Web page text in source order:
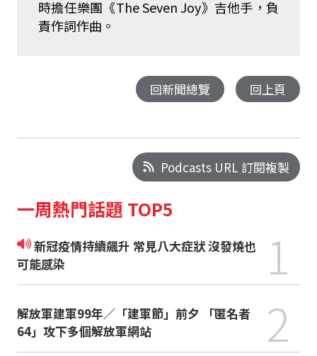
時擔任樂團《The Seven Joy》吉他手，負
責作詞作曲。
回新聞總覽 回上頁
Podcasts URL 訂閱複製
一周熱門話題 TOP5
新冠疫情持續飆升 常見八大症狀 沒發燒也
可能感染
1
解放軍建軍99年／「建軍節」前夕 「匿名者
64」攻下多個解放軍網站
2